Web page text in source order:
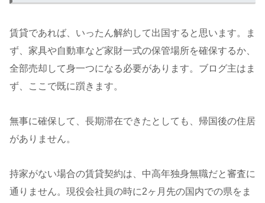
賃貸であれば、いったん解約して出国すると思います。ま
ず、家具や自動車など家財一式の保管場所を確保するか、
全部売却して身一つになる必要があります。ブログ主はま
ず、ここで既に躓きます。
無事に確保して、長期滞在できたとしても、帰国後の住居
がありません。
持家がない場合の賃貸契約は、中高年独身無職だと審査に
通りません。現役会社員の時に2ヶ月先の国内での県をま